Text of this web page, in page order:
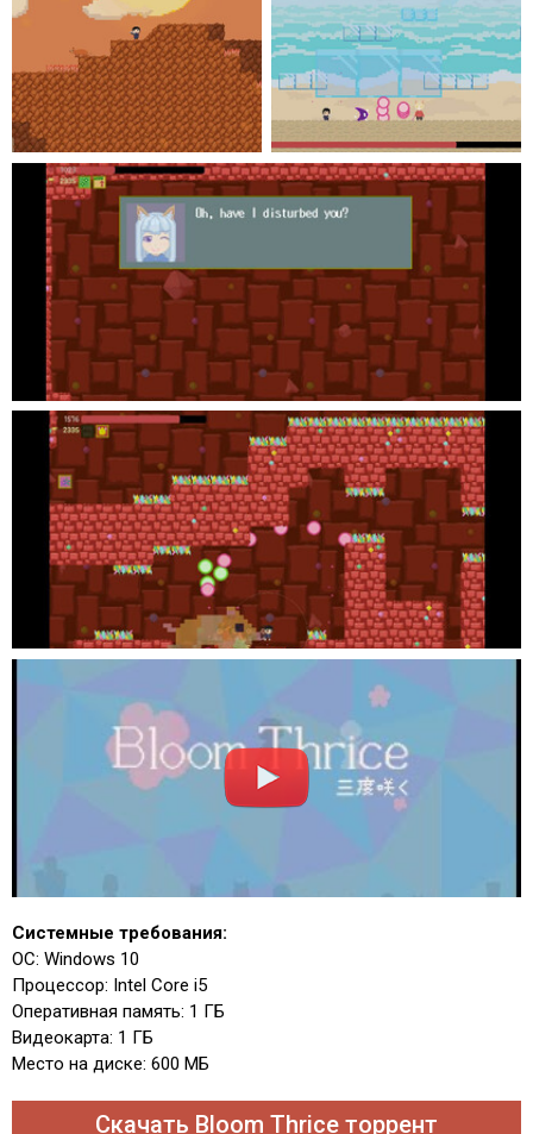
Системные требования:
ОС: Windows 10
Процессор: Intel Core i5
Оперативная память: 1 ГБ
Видеокарта: 1 ГБ
Место на диске: 600 МБ
Скачать Bloom Thrice торрент